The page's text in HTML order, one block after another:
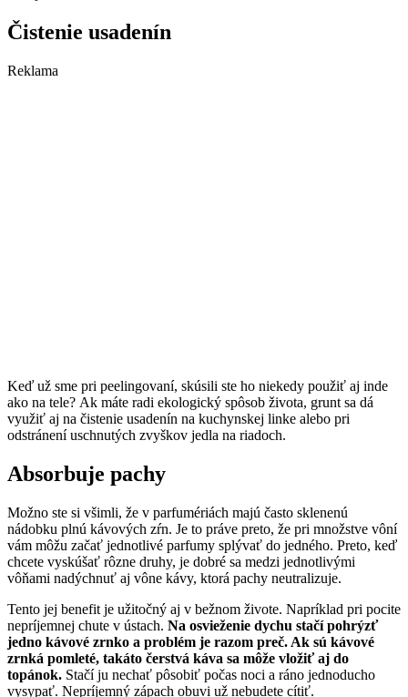
Čistenie usadenín
Reklama
Keď už sme pri peelingovaní, skúsili ste ho niekedy použiť aj inde
ako na tele? Ak máte radi ekologický spôsob života, grunt sa dá
využiť aj na čistenie usadenín na kuchynskej linke alebo pri
odstránení uschnutých zvyškov jedla na riadoch.
Absorbuje pachy
Možno ste si všimli, že v parfumériách majú často sklenenú
nádobku plnú kávových zŕn. Je to práve preto, že pri množstve vôní
vám môžu začať jednotlivé parfumy splývať do jedného. Preto, keď
chcete vyskúšať rôzne druhy, je dobré sa medzi jednotlivými
vôňami nadýchnuť aj vône kávy, ktorá pachy neutralizuje.
Tento jej benefit je užitočný aj v bežnom živote. Napríklad pri pocite
nepríjemnej chute v ústach. Na osvieženie dychu stačí pohrýzť
jedno kávové zrnko a problém je razom preč. Ak sú kávové
zrnká pomleté, takáto čerstvá káva sa môže vložiť aj do
topánok. Stačí ju nechať pôsobiť počas noci a ráno jednoducho
vysypať. Nepríjemný zápach obuvi už nebudete cítiť.